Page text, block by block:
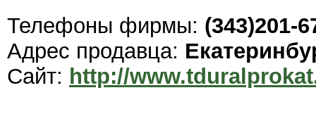
Телефоны фирмы: (343)201-
Адрес продавца:
Сайт: http://